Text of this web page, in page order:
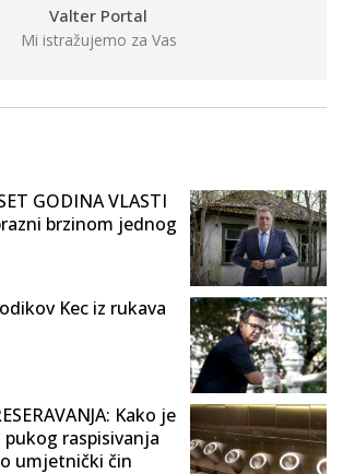
Valter Portal
Mi istražujemo za Vas
GODINA VLASTI
brzinom jednog
Kec iz rukava
Kako je
raspisivanja
umjetnički čin